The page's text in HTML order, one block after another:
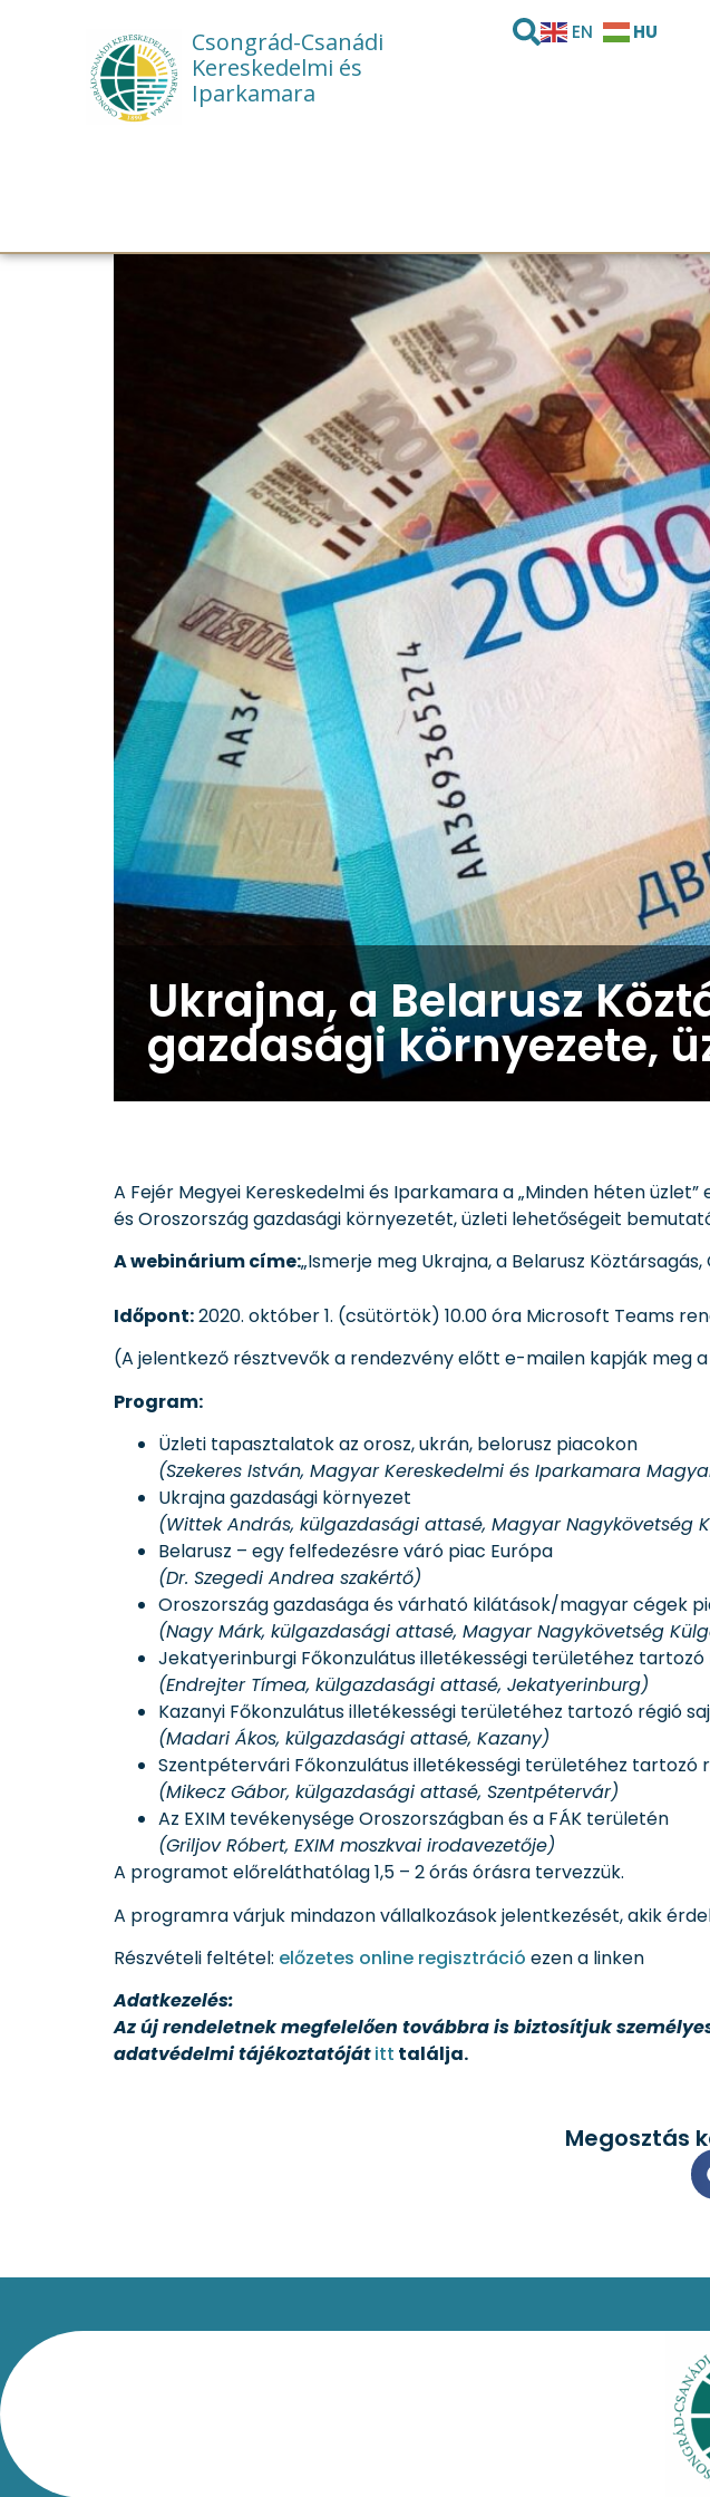
Csongrád-Csanádi
Kereskedelmi és
Iparkamara
EN HU
Ukrajna, a Belarusz
gazdasági környezete,
A Fejér Megyei Kereskedelmi és Iparkamara a „Minden héten
és Oroszország gazdasági környezetét, üzleti lehetőségeit
A webinárium címe:„Ismerje meg Ukrajna, a Belarusz
Időpont:2020. október 1. (csütörtök) 10.00 óra Microsoft Teams
(A jelentkező résztvevők a rendezvény előtt e-mailen kapják meg
Program:
Üzleti tapasztalatok az orosz, ukrán, belorusz piacokon
(Szekeres István, Magyar Kereskedelmi és Iparkamara
Ukrajna gazdasági környezet
(Wittek András, külgazdasági attasé, Magyar Nagykövetség
Belarusz – egy felfedezésre váró piac Európa
(Dr. Szegedi Andrea szakértő)
Oroszország gazdasága és várható kilátások/magyar cégek
(Nagy Márk, külgazdasági attasé, Magyar Nagykövetség
Jekatyerinburgi Főkonzulátus illetékességi területéhez tartozó
(Endrejter Tímea, külgazdasági attasé, Jekatyerinburg)
Kazanyi Főkonzulátus illetékességi területéhez tartozó régió
(Madari Ákos, külgazdasági attasé, Kazany)
Szentpétervári Főkonzulátus illetékességi területéhez tartozó
(Mikecz Gábor, külgazdasági attasé, Szentpétervár)
Az EXIM tevékenysége Oroszországban és a FÁK területén
(Griljov Róbert, EXIM moszkvai irodavezetője)
A programot előreláthatólag 1,5 – 2 órás órásra tervezzük.
A programra várjuk mindazon vállalkozások jelentkezését, akik
Részvételi feltétel: előzetes online regisztráció ezen a linken
Adatkezelés:
Az új rendeletnek megfelelően továbbra is biztosítjuk
adatvédelmi tájékoztatójátitt találja.
Megosztás